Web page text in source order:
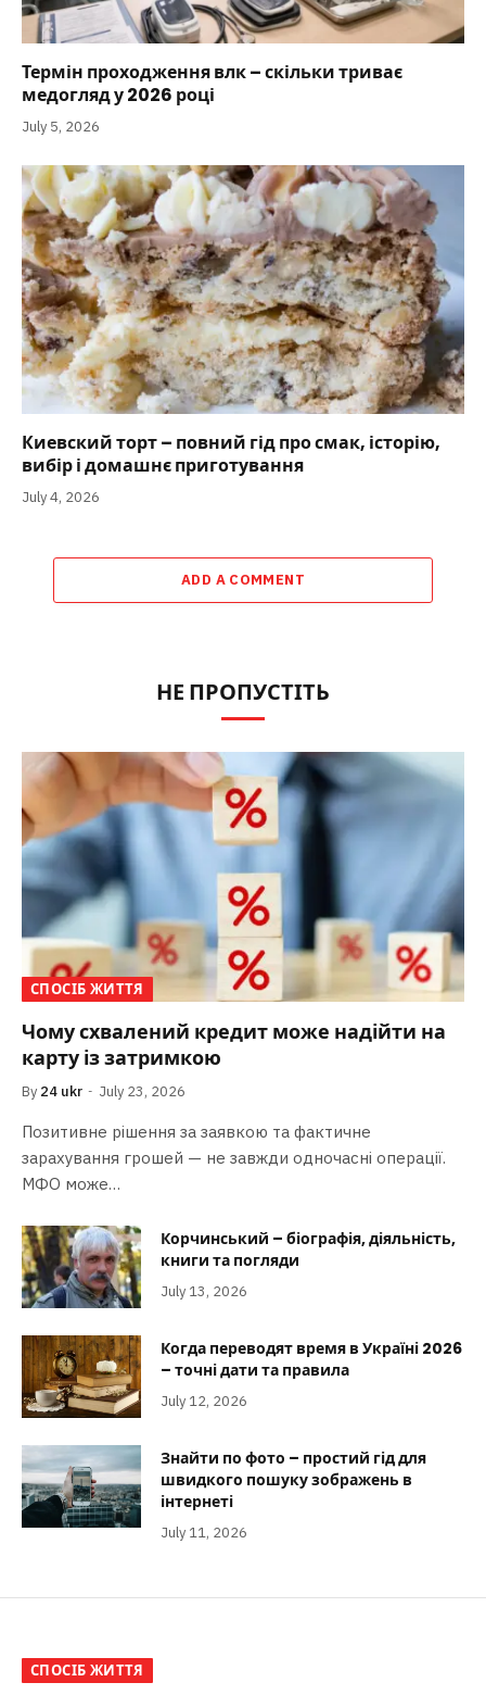
Термін проходження влк – скільки триває
медогляд у 2026 році
July 5, 2026
Киевский торт – повний гід про смак, історію,
вибір і домашнє приготування
July 4, 2026
ADD A COMMENT
НЕ ПРОПУСТІТЬ
СПОСІБ ЖИТТЯ
Чому схвалений кредит може надійти на
карту із затримкою
By 24 ukr July 23, 2026
Позитивне рішення за заявкою та фактичне
зарахування грошей — не завжди одночасні операції.
МФО може…
Корчинський – біографія, діяльність,
книги та погляди
July 13, 2026
Когда переводят время в Україні 2026
– точні дати та правила
July 12, 2026
Знайти по фото – простий гід для
швидкого пошуку зображень в
інтернеті
July 11, 2026
СПОСІБ ЖИТТЯ